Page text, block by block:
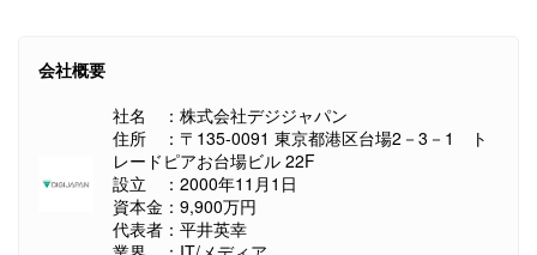
会社概要
社名 ：株式会社デジジャパン
住所 ：〒135-0091 東京都港区台場2－3－1 ト
レードピアお台場ビル 22F
設立 ：2000年11月1日
資本金：9,900万円
代表者：平井英幸